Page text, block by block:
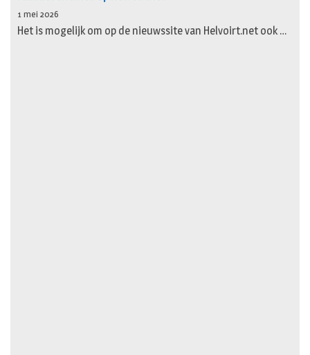
1 mei 2026
Het is mogelijk om op de nieuwssite van Helvoirt.net ook …